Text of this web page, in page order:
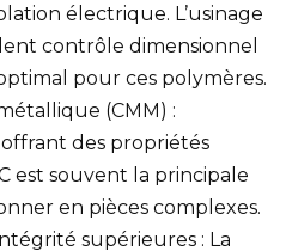
électrique. L’usinage
contrôle dimensionnel
pour ces polymères.
(CMM) :
des propriétés
est souvent la principale
en pièces complexes.
supérieures : La